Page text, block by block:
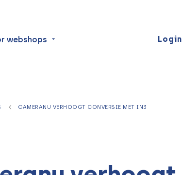
webshops Login
CAMERANU VERHOOGT CONVERSIE MET IN3